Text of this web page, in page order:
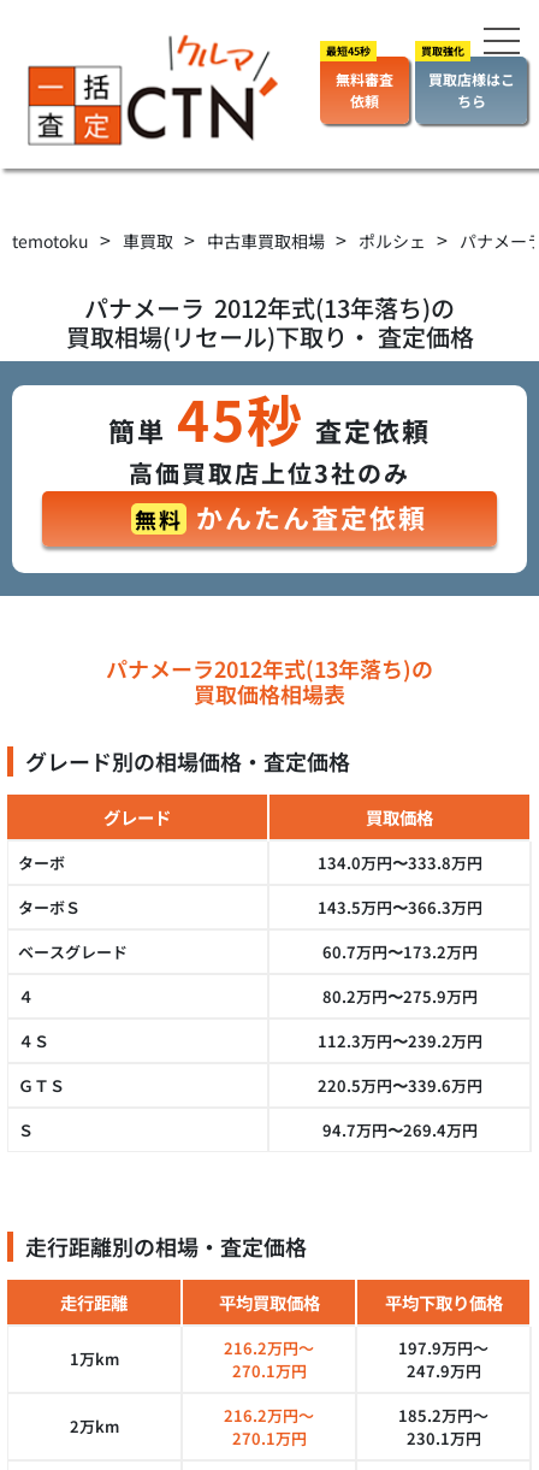
無料審査
依頼
買取店様はこ
ちら
temotoku > 車買取 > 中古車買取相場 > ポルシェ > パナメー
パナメーラ 2012年式(13年落ち)の
買取相場(リセール)下取り・ 査定価格
簡単 45秒 査定依頼
高価買取店上位3社のみ
無料 かんたん査定依頼
パナメーラ2012年式(13年落ち)の
買取価格相場表
グレード別の相場価格・査定価格
グレード 買取価格
ターボ
134.0万円〜333.8万円
ターボＳ
143.5万円〜366.3万円
ベースグレード
60.7万円〜173.2万円
４
80.2万円〜275.9万円
４Ｓ
112.3万円〜239.2万円
ＧＴＳ
220.5万円〜339.6万円
Ｓ
94.7万円〜269.4万円
走行距離別の相場・査定価格
走行距離 平均買取価格 平均下取り価格
1万km
216.2万円～
270.1万円
197.9万円～
247.9万円
2万km
216.2万円～
270.1万円
185.2万円～
230.1万円